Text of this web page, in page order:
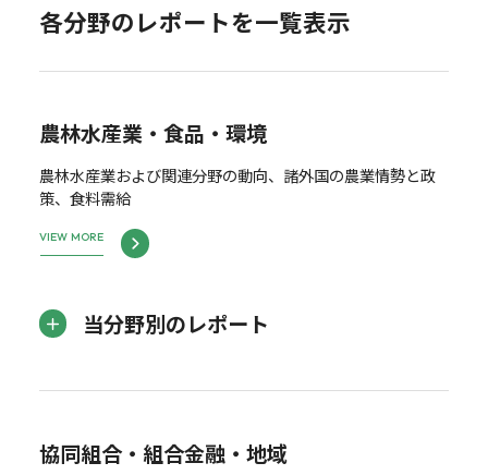
各分野のレポートを一覧表示
農林水産業・食品・環境
農林水産業および関連分野の動向、諸外国の農業情勢と政
策、食料需給
VIEW MORE
当分野別のレポート
協同組合・組合金融・地域